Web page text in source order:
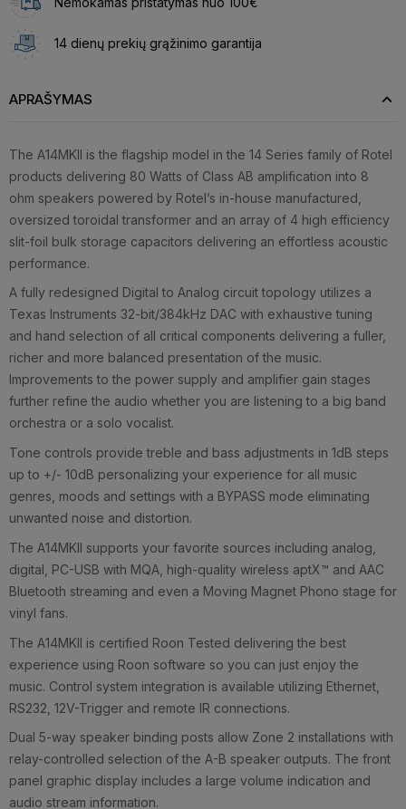
14 dienų prekių grąžinimo garantija
APRAŠYMAS
The A14MKII is the flagship model in the 14 Series family of Rotel
products delivering 80 Watts of Class AB amplification into 8
ohm speakers powered by Rotel’s in-house manufactured,
oversized toroidal transformer and an array of 4 high efficiency
slit-foil bulk storage capacitors delivering an effortless acoustic
performance.
A fully redesigned Digital to Analog circuit topology utilizes a
Texas Instruments 32-bit/384kHz DAC with exhaustive tuning
and hand selection of all critical components delivering a fuller,
richer and more balanced presentation of the music.
Improvements to the power supply and amplifier gain stages
further refine the audio whether you are listening to a big band
orchestra or a solo vocalist.
Tone controls provide treble and bass adjustments in 1dB steps
up to +/- 10dB personalizing your experience for all music
genres, moods and settings with a BYPASS mode eliminating
unwanted noise and distortion.
The A14MKII supports your favorite sources including analog,
digital, PC-USB with MQA, high-quality wireless aptX™ and AAC
Bluetooth streaming and even a Moving Magnet Phono stage for
vinyl fans.
The A14MKII is certified Roon Tested delivering the best
experience using Roon software so you can just enjoy the
music. Control system integration is available utilizing Ethernet,
RS232, 12V-Trigger and remote IR connections.
Dual 5-way speaker binding posts allow Zone 2 installations with
relay-controlled selection of the A-B speaker outputs. The front
panel graphic display includes a large volume indication and
audio stream information.